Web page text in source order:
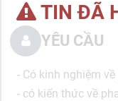
TIN ĐÃ
YÊU CẦU
- Có kinh nghiệm
- có kiến thức về